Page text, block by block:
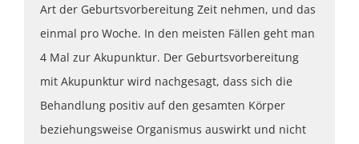
Art der Geburtsvorbereitung Zeit nehmen, und das
einmal pro Woche. In den meisten Fällen geht man
4 Mal zur Akupunktur. Der Geburtsvorbereitung
mit Akupunktur wird nachgesagt, dass sich die
Behandlung positiv auf den gesamten Körper
beziehungsweise Organismus auswirkt und nicht